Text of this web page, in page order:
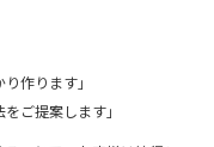
作ります」
ご提案します」